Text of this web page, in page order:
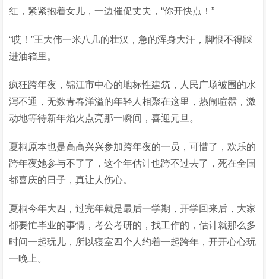
红，紧紧抱着女儿，一边催促丈夫，“你开快点！”
“哎！”王大伟一米八几的壮汉，急的浑身大汗，脚恨不得踩
进油箱里。
疯狂跨年夜，锦江市中心的地标性建筑，人民广场被围的水
泻不通，无数青春洋溢的年轻人相聚在这里，热闹喧嚣，激
动地等待新年焰火点亮那一瞬间，喜迎元旦。
夏桐原本也是高高兴兴参加跨年夜的一员，可惜了，欢乐的
跨年夜她参与不了了，这个年估计也跨不过去了，死在全国
都喜庆的日子，真让人伤心。
夏桐今年大四，过完年就是最后一学期，开学回来后，大家
都要忙毕业的事情，考公考研的，找工作的，估计就那么多
时间一起玩儿，所以寝室四个人约着一起跨年，开开心心玩
一晚上。